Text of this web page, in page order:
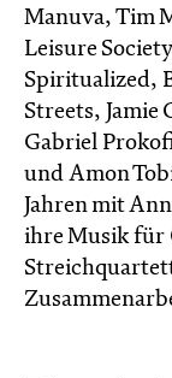
Manuva, Tim
Leisure
Spiritualized,
Streets, Jamie
Gabriel
und Amon
Jahren mit
ihre Musik für